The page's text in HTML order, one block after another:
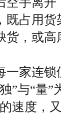
既占用
货，或高
一家连锁
”与“量
速度，